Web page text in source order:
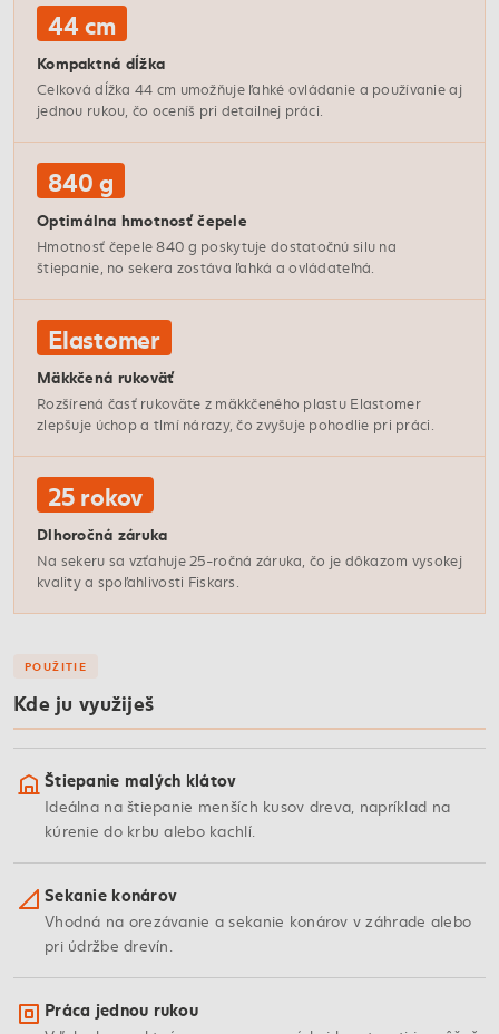
44 cm
Kompaktná dĺžka
Celková dĺžka 44 cm umožňuje ľahké ovládanie a používanie aj
jednou rukou, čo oceníš pri detailnej práci.
840 g
Optimálna hmotnosť čepele
Hmotnosť čepele 840 g poskytuje dostatočnú silu na
štiepanie, no sekera zostáva ľahká a ovládateľná.
Elastomer
Mäkkčená rukoväť
Rozšírená časť rukoväte z mäkkčeného plastu Elastomer
zlepšuje úchop a tlmí nárazy, čo zvyšuje pohodlie pri práci.
25 rokov
Dlhoročná záruka
Na sekeru sa vzťahuje 25-ročná záruka, čo je dôkazom vysokej
kvality a spoľahlivosti Fiskars.
POUŽITIE
Kde ju využiješ
Štiepanie malých klátov
Ideálna na štiepanie menších kusov dreva, napríklad na
kúrenie do krbu alebo kachlí.
Sekanie konárov
Vhodná na orezávanie a sekanie konárov v záhrade alebo
pri údržbe drevín.
Práca jednou rukou